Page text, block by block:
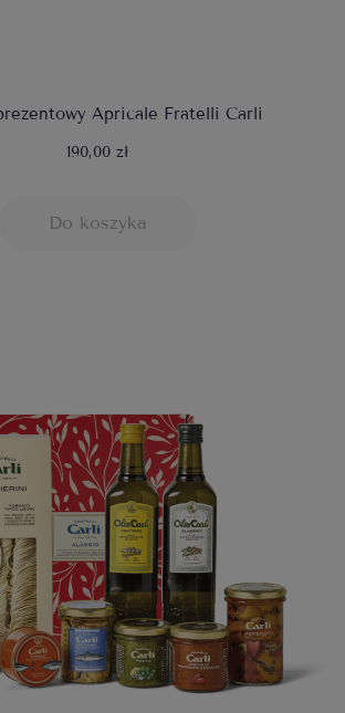
Apricale Fratelli Carli
190,00 zł
Do koszyka